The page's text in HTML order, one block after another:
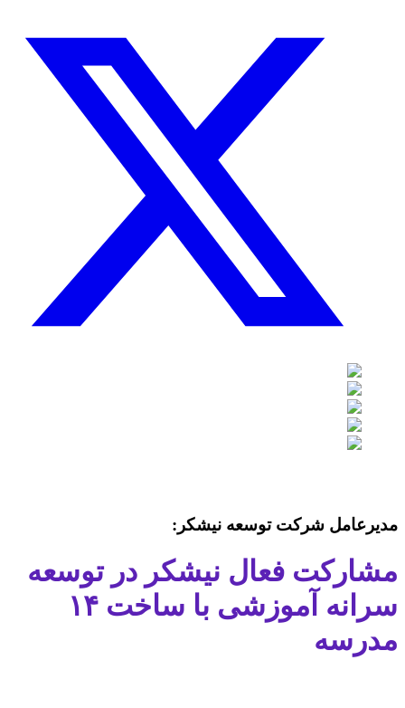
مدیرعامل شرکت توسعه نیشکر:
مشارکت فعال نیشکر در توسعه
سرانه آموزشی با ساخت ۱۴
مدرسه